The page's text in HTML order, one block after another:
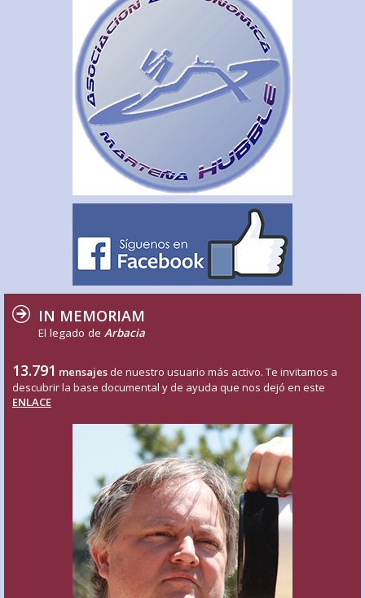
IN MEMORIAM
El legado de Arbacia
13.791 mensajes de nuestro usuario más activo. Te invitamos a
descubrir la base documental y de ayuda que nos dejó en este
ENLACE